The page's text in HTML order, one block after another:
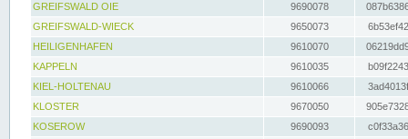
GREIFSWALD OIE
9690078
GREIFSWALD-WIECK
9650073
HEILIGENHAFEN
9610070
KAPPELN
9610035
KIEL-HOLTENAU
9610066
KLOSTER
9670050
KOSEROW
9690093